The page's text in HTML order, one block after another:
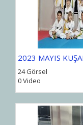
2023 MAYIS
24 Görsel
0 Video